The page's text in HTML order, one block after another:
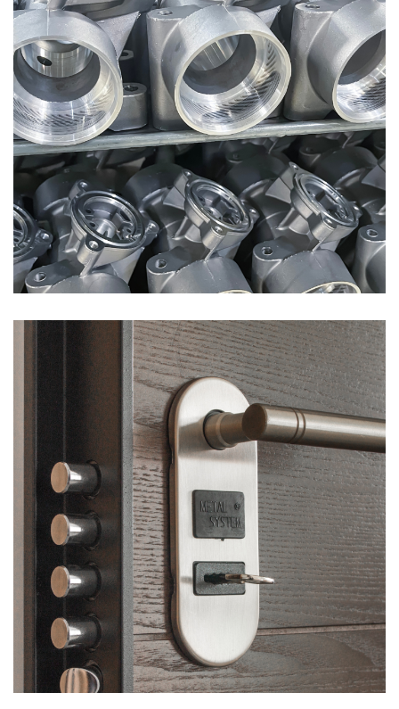
Triển lãm sản phẩm ngũ kim
SẢN PHẨM NGŨ KIM
Khóa thông minh
KHOÁ & BẢO MẬT